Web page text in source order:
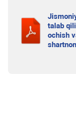
talab
ochish